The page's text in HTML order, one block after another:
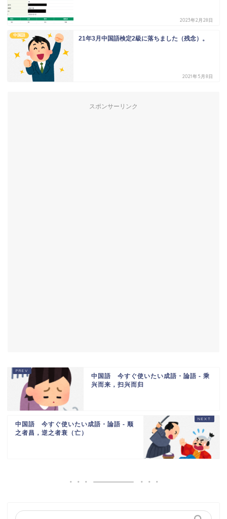
2023年2月28日
中国語 21年3月中国語検定2級に落ちました（残念）。
2021年5月8日
スポンサーリンク
中国語 今すぐ使いたい成語・論語 - 乘
兴而来，扫兴而归
中国語 今すぐ使いたい成語・論語 - 顺
之者昌，逆之者衰（亡）